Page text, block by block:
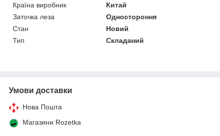
Країна виробник
Китай
Заточка леза
Одностороння
Стан
Новий
Тип
Складаний
Умови доставки
Нова Пошта
Магазини Rozetka